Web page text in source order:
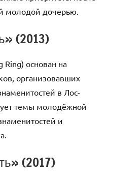
молодой дочерью.
(2013)
Ring) основан на
организовавших
в Лос-
темы молодёжной
и
(2017)